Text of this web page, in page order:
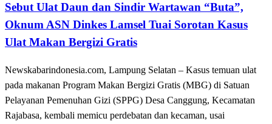
Sebut Ulat Daun dan Sindir Wartawan “Buta”,
Oknum ASN Dinkes Lamsel Tuai Sorotan Kasus
Ulat Makan Bergizi Gratis
Newskabarindonesia.com, Lampung Selatan – Kasus temuan ulat
pada makanan Program Makan Bergizi Gratis (MBG) di Satuan
Pelayanan Pemenuhan Gizi (SPPG) Desa Canggung, Kecamatan
Rajabasa, kembali memicu perdebatan dan kecaman, usai